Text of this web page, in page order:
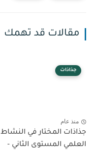
مقالات قد تهمك
جذاذات
منذ عام
جذاذات المختار في النشاط
العلمي المستوى الثاني -